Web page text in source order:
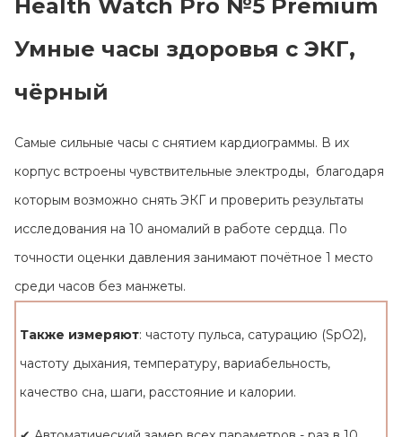
Сотрудничество
Как купить
Health Watch Pro №5 Premium
Умные часы здоровья с ЭКГ,
чёрный
Самые сильные часы с снятием кардиограммы. В их
корпус встроены чувствительные электроды, благодаря
которым возможно снять ЭКГ и проверить результаты
исследования на 10 аномалий в работе сердца. По
точности оценки давления занимают почётное 1 место
среди часов без манжеты.
Также измеряют: частоту пульса, сатурацию (SpO2),
частоту дыхания, температуру, вариабельность,
качество сна, шаги, расстояние и калории.